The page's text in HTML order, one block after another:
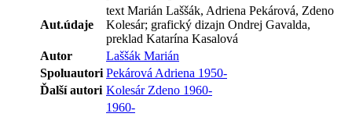
Aut.údaje
text Marián Laššák, Adriena Pekárová, Zdeno
Kolesár; grafický dizajn Ondrej Gavalda,
preklad Katarína Kasalová
Autor
Laššák Marián
Spoluautori Pekárová Adriena 1950-
Ďalší autori Kolesár Zdeno 1960-
1960-